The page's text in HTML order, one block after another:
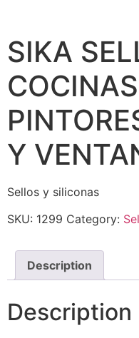
SIKA
Y
Sellos y siliconas
SKU: 1299 Category:
Description
Description